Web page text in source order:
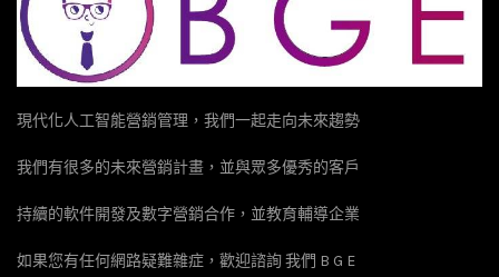
現代化人工智能營銷管理，我們一起走向未來趨勢
我們有很多的未來營銷計畫，並與眾多優秀的客戶
持續的軟件開發及數字營銷合作，並教育輔導企業
如果您有任何網路疑難雜症，歡迎諮詢 我們 B G E